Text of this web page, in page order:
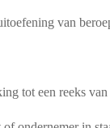
van
tot een reeks